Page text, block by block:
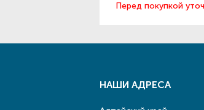
Перед покупкой
НАШИ АДРЕСА